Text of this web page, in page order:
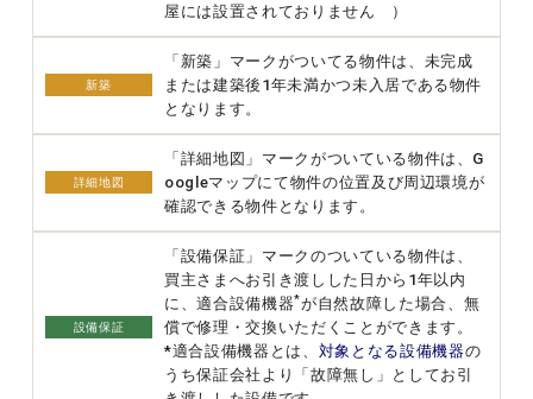
屋には設置されておりません ）
新築
「新築」マークがついてる物件は、未完成
または建築後1年未満かつ未入居である物件
となります。
詳細地図
「詳細地図」マークがついている物件は、G
oogleマップにて物件の位置及び周辺環境が
確認できる物件となります。
設備保証
「設備保証」マークのついている物件は、
買主さまへお引き渡しした日から1年以内
に、適合設備機器*が自然故障した場合、無
償で修理・交換いただくことができます。
*適合設備機器とは、 対象となる設備機器の
うち保証会社より「故障無し」としてお引